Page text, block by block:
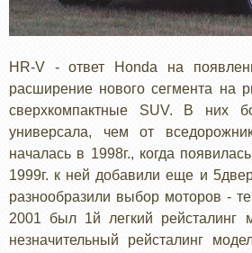
HR-V - ответ Honda на
расширение нового сегмента на
сверхкомпактные SUV. В них
универсала, чем от
началась в 1998г., когда
1999г. к ней добавили еще и
разнообразили выбор моторов -
2001 был 1й легкий
незначительный рейсталинг